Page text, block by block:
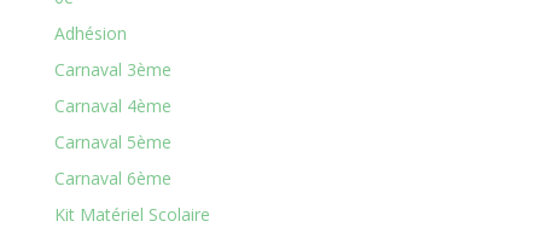
Adhésion
Carnaval 3ème
Carnaval 4ème
Carnaval 5ème
Carnaval 6ème
Kit Matériel Scolaire